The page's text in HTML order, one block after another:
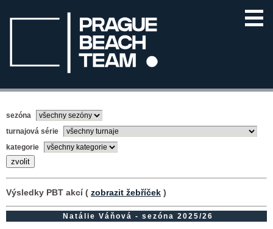
sezóna
turnajová série
kategorie
Výsledky PBT akcí ( zobrazit žebříček )
Natálie Váňová - sezóna 2025/26